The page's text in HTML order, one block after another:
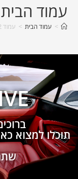
עמוד הבית
> עמוד הבית > עמוד 2
תוכלו למצוא